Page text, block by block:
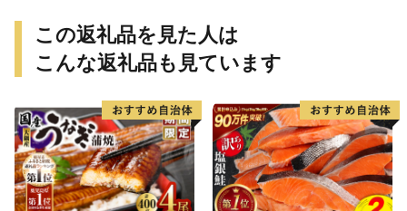
この返礼品を見た人は
こんな返礼品も見ています